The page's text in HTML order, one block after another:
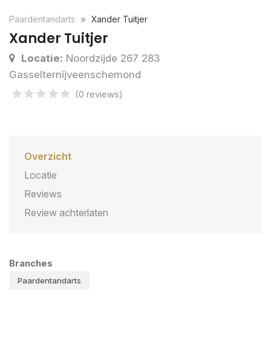
Paardentandarts Xander Tuitjer
Xander Tuitjer
Locatie: Noordzijde 267 283
Gasselternijveenschemond
(0 reviews)
Overzicht
Locatie
Reviews
Review achterlaten
Branches
Paardentandarts